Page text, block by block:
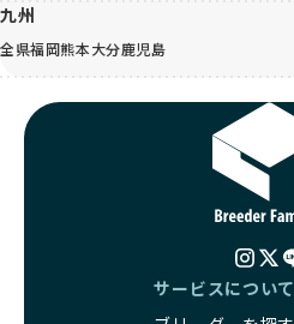
九州
全県福岡熊本大分鹿児島
サービスについて